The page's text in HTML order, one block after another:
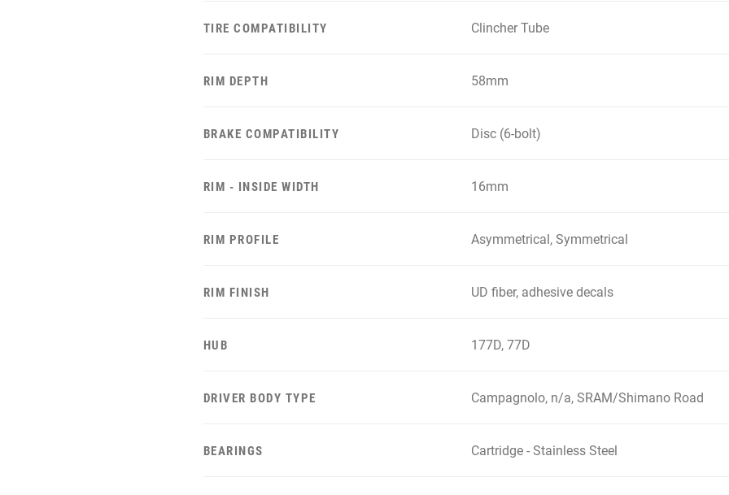
TIRE COMPATIBILITY Clincher Tube
RIM DEPTH 58mm
BRAKE COMPATIBILITY Disc (6-bolt)
RIM - INSIDE WIDTH 16mm
RIM PROFILE Asymmetrical, Symmetrical
RIM FINISH UD fiber, adhesive decals
HUB 177D, 77D
DRIVER BODY TYPE Campagnolo, n/a, SRAM/Shimano Road
BEARINGS Cartridge - Stainless Steel